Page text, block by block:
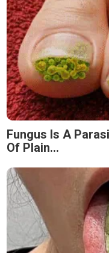
Fungus Is A
Of Plain...